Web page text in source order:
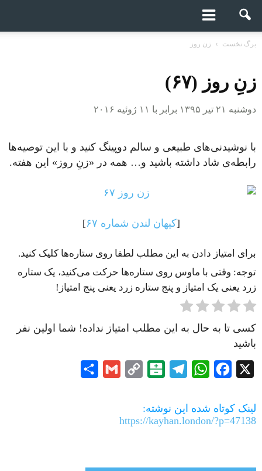
برگ نخست زن روز
زنِ روز (۶۷)
دوشنبه ۲۱ تیر ۱۳۹۵ برابر با ۱۱ ژوئیه ۲۰۱۶
با نوشیدنی‌های طبیعی و سالم دوپینگ کنید و با این توصیه‌ها
رابطه‌ی شاد داشته باشید و… همه در «زن‌ِ روز» این هفته.
[کیهان لندن شماره ۶۷ ]
برای امتیاز دادن به این مطلب لطفا روی ستاره‌ها کلیک کنید.
توجه: وقتی با ماوس روی ستاره‌ها حرکت می‌کنید، یک ستاره
زرد یعنی یک امتیاز و پنج ستاره زرد یعنی پنج امتیاز!
کسی تا به حال به این مطلب امتیاز نداده! شما اولین نفر
باشید
X
Facebook
WhatsApp
Telegram
Balatarin
Copy
Gmail
لینک کوتاه شده این نوشته:
https://kayhan.london/?p=47138